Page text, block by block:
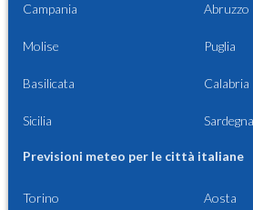
Campania Abruzzo
Molise Puglia
Basilicata Calabria
Sicilia Sardegna
Previsioni meteo per le città italiane
Torino Aosta